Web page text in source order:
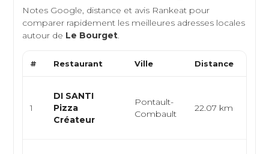
Notes Google, distance et avis Rankeat pour
comparer rapidement les meilleures adresses locales
autour de Le Bourget.
# Restaurant Ville Distance
1
DI SANTI
Pizza
Créateur
Pontault-
Combault
22.07 km